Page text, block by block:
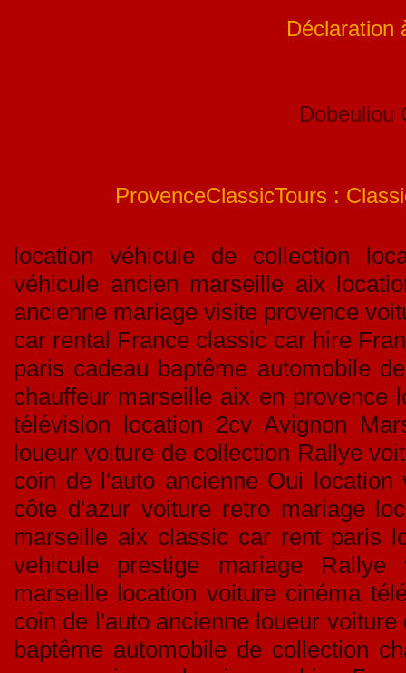
Déclaration
Dobeuliou
ProvenceClassicTours :
location véhicule de collection
véhicule ancien marseille aix
ancienne mariage visite provence
car rental France classic car hire
paris cadeau baptême automobile
chauffeur marseille aix en provence
télévision location 2cv Avignon
loueur voiture de collection Rallye
coin de l'auto ancienne Oui
côte d'azur voiture retro mariage
marseille aix classic car rent paris
vehicule prestige mariage Rallye
marseille location voiture cinéma
coin de l'auto ancienne loueur
baptême automobile de collection